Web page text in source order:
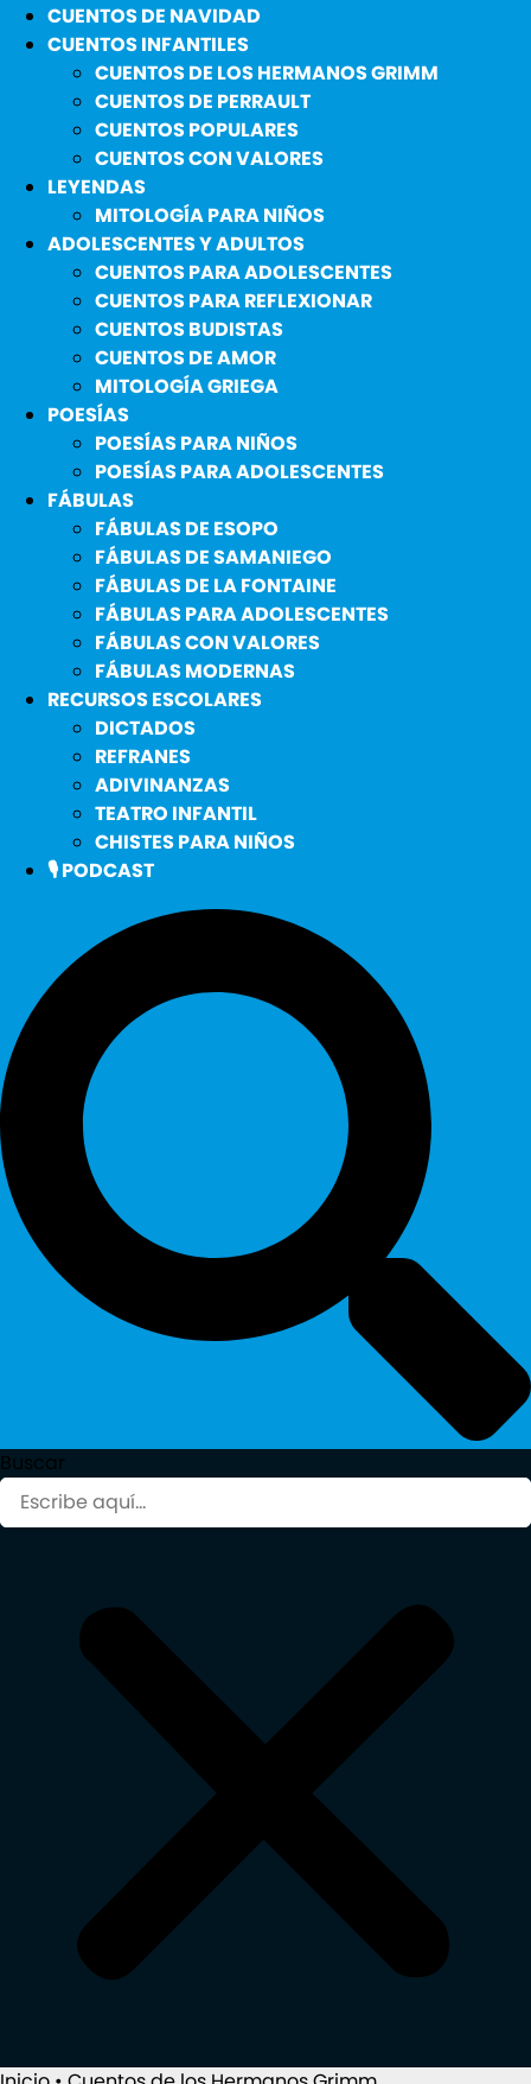
CUENTOS DE NAVIDAD
CUENTOS INFANTILES
CUENTOS DE LOS HERMANOS GRIMM
CUENTOS DE PERRAULT
CUENTOS POPULARES
CUENTOS CON VALORES
LEYENDAS
MITOLOGÍA PARA NIÑOS
ADOLESCENTES Y ADULTOS
CUENTOS PARA ADOLESCENTES
CUENTOS PARA REFLEXIONAR
CUENTOS BUDISTAS
CUENTOS DE AMOR
MITOLOGÍA GRIEGA
POESÍAS
POESÍAS PARA NIÑOS
POESÍAS PARA ADOLESCENTES
FÁBULAS
FÁBULAS DE ESOPO
FÁBULAS DE SAMANIEGO
FÁBULAS DE LA FONTAINE
FÁBULAS PARA ADOLESCENTES
FÁBULAS CON VALORES
FÁBULAS MODERNAS
RECURSOS ESCOLARES
DICTADOS
REFRANES
ADIVINANZAS
TEATRO INFANTIL
CHISTES PARA NIÑOS
🎙️ PODCAST
Buscar